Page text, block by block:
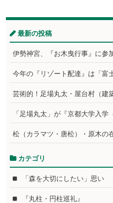
最新の投稿
伊勢神宮、『お木曳行事』に参
今年の『リゾート配達』は「富
芸術的！足場丸太・屋台村（建
「足場丸太」が『京都大学入
松（カラマツ・唐松）・原木の
カテゴリ
「森を大切にしたい」思い
『丸柱・円柱巡礼』